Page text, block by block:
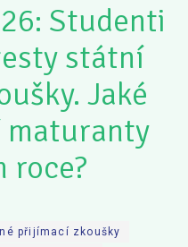
Studenti
státní
Jaké
maturanty
roce?
přijímací zkoušky